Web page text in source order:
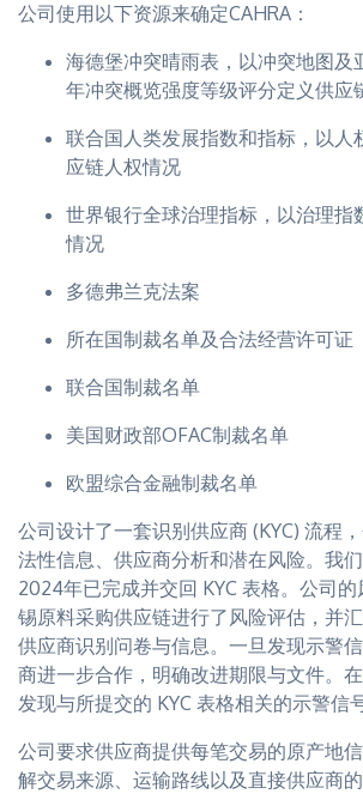
公司使用以下资源来确定CAHRA：
海德堡冲突晴雨表，以冲突地图及
年冲突概览强度等级评分定义供应
联合国人类发展指数和指标，以人
应链人权情况
世界银行全球治理指标，以治理指
情况
多德弗兰克法案
所在国制裁名单及合法经营许可证
联合国制裁名单
美国财政部OFAC制裁名单
欧盟综合金融制裁名单
公司设计了一套识别供应商 (KYC) 流程
法性信息、供应商分析和潜在风险。我
2024年已完成并交回 KYC 表格。公司
锡原料采购供应链进行了风险评估，并
供应商识别问卷与信息。一旦发现示警
商进一步合作，明确改进期限与文件。
发现与所提交的 KYC 表格相关的示警信号
公司要求供应商提供每笔交易的原产地
解交易来源、运输路线以及直接供应商的